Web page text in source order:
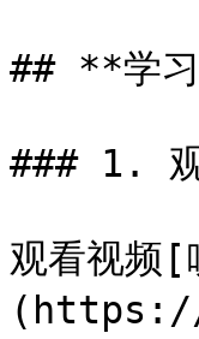
## **学
### 1.
观看视频[
(https://